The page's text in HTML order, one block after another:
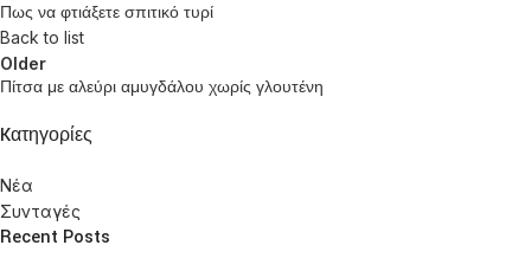
Πως να φτιάξετε σπιτικό τυρί
Back to list
Older
Πίτσα με αλεύρι αμυγδάλου χωρίς γλουτένη
Kατηγορίες
Νέα
Συνταγές
Recent Posts